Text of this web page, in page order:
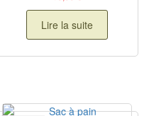
Lire la suite